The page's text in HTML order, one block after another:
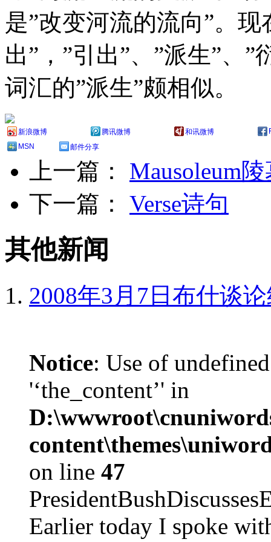
是”改变河流的流向”。
出”，”引出”、”派生”、
词汇的”派生”颇相似。
新浪微博 腾讯微博 和讯微博
MSN
邮件分享
上一篇： Mausoleum
下一篇： Verse诗句
其他新闻
2008年3月7日布什谈
Notice: Use of
'‘the_content’' in
on line 47
Earlier today I spoke